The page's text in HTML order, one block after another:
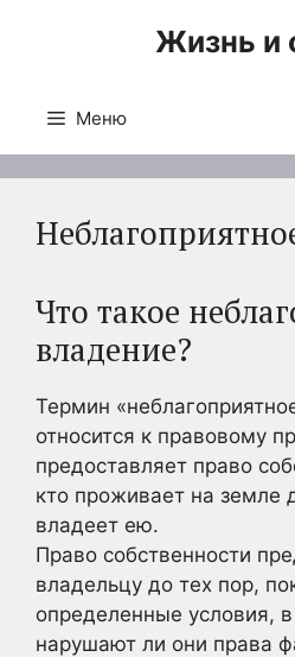
Жизнь и
Меню
Что такое
владение?
Термин
относится к правовому
предоставляет право
кто проживает на земле
владеет ею.
Право собственности
владельцу до тех пор,
определенные условия,
нарушают ли они права